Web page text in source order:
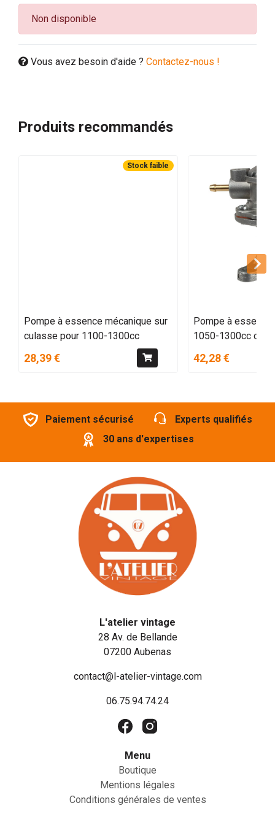
Non disponible
Vous avez besoin d'aide ? Contactez-nous !
Produits recommandés
Stock faible
Pompe à essence mécanique sur
culasse pour 1100-1300cc
28,39 €
Pompe à essence
1050-1300cc
42,28 €
Paiement sécurisé
Experts qualifiés
30 ans d'expertises
L'atelier vintage
28 Av. de Bellande
07200 Aubenas
contact@l-atelier-vintage.com
06.75.94.74.24
Menu
Boutique
Mentions légales
Conditions générales de ventes